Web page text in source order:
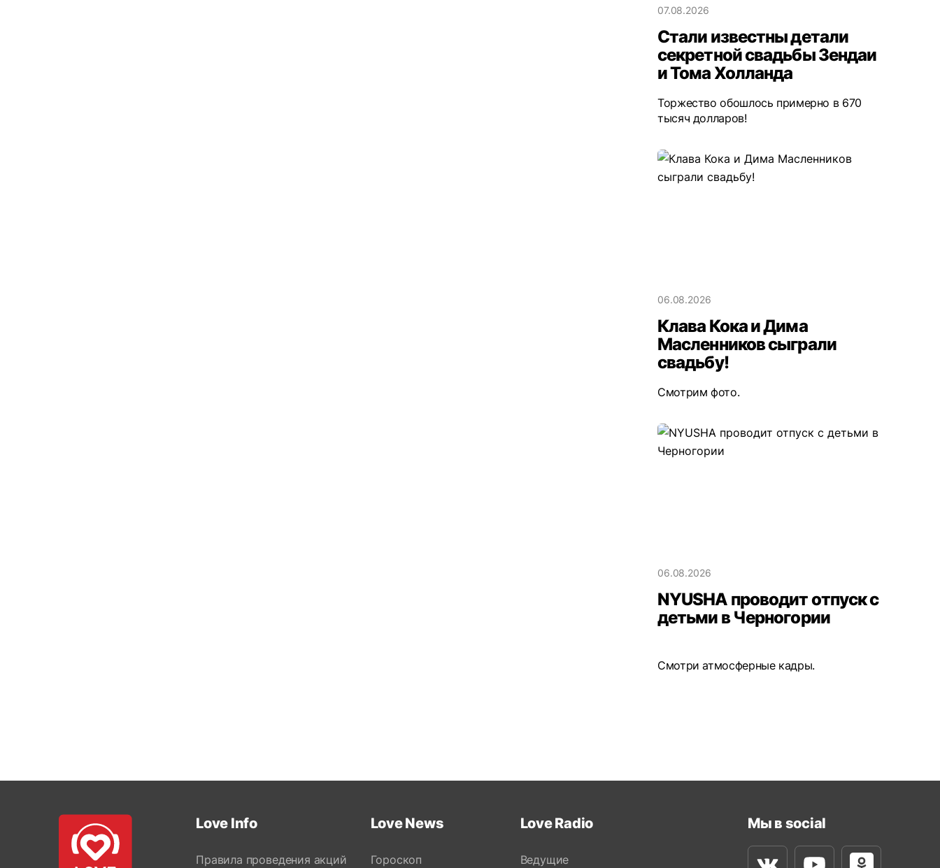
07.08.2026
Стали известны детали
секретной свадьбы Зендаи
и Тома Холланда
Торжество обошлось примерно в 670
тысяч долларов!
06.08.2026
Клава Кока и Дима
Масленников сыграли
свадьбу!
Смотрим фото.
06.08.2026
NYUSHA проводит отпуск с
детьми в Черногории
Смотри атмосферные кадры.
Love Info
Правила проведения акций
Love News
Гороскоп
Love Radio
Ведущие
Мы в social